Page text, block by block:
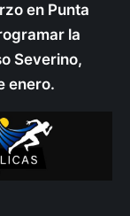
en Punta
la
Severino,
enero.